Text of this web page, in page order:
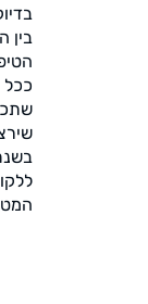
בין
ככל
בשנתיים